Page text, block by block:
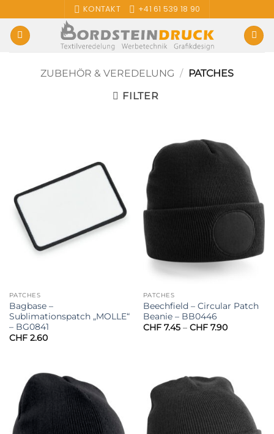
Inhalt
springen
KONTAKT +41 61 539 18 90
ZUBEHÖR & VEREDELUNG / PATCHES
FILTER
PATCHES
Bagbase –
Sublimationspatch „MOLLE“
– BG0841
CHF2.60
PATCHES
Beechfield – Circular Patch
Beanie – BB0446
CHF7.45 – CHF7.90